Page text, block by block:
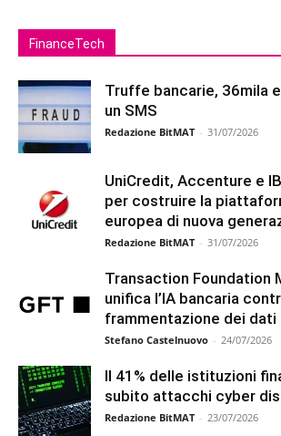
FinanceTech
Truffe bancarie, 36mila
un SMS
Redazione BitMAT - 31/07/2026
UniCredit, Accenture e
per costruire la
europea di nuova
Redazione BitMAT - 31/07/2026
Transaction Foundation
unifica l’IA bancaria
frammentazione dei dati
Stefano Castelnuovo - 24/07/2026
Il 41% delle istituzioni
subito attacchi cyber
Redazione BitMAT - 23/07/2026